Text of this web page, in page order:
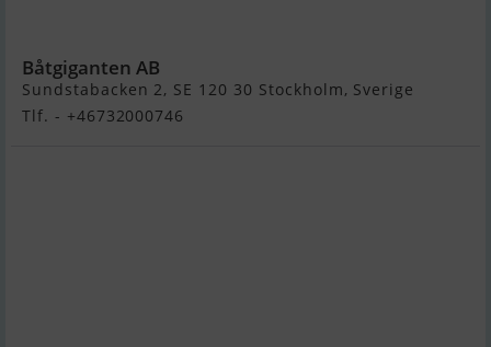
Båtgiganten AB
Sundstabacken 2, SE 120 30 Stockholm, Sverige
Tlf. - +46732000746